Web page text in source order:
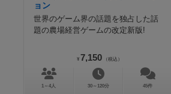
ョン
世界のゲーム界の話題を独占した話
題の農場経営ゲームの改定新版!
¥ 7,150 （税込）
1～4人 30～120分 45件